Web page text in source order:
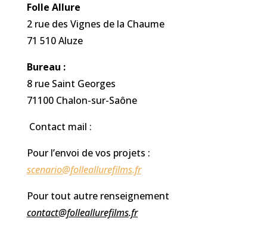
Folle Allure
2 rue des Vignes de la Chaume
71 510 Aluze
Bureau :
8 rue Saint Georges
71100 Chalon-sur-Saône
Contact mail :
Pour l’envoi de vos projets :
scenario@folleallurefilms.fr
Pour tout autre renseignement
contact@folleallurefilms.fr